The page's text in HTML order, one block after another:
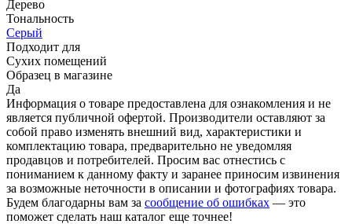
Дерево
Тональность
Серый
Подходит для
Сухих помещений
Образец в магазине
Да
Информация о товаре предоставлена для ознакомления и не
является публичной офертой. Производители оставляют за
собой право изменять внешний вид, характеристики и
комплектацию товара, предварительно не уведомляя
продавцов и потребителей. Просим вас отнестись с
пониманием к данному факту и заранее приносим извинения
за возможные неточности в описании и фотографиях товара.
Будем благодарны вам за сообщение об ошибках — это
поможет сделать наш каталог еще точнее!